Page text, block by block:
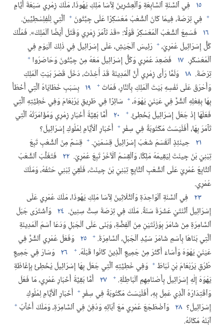
١٥ فِي ٱلسَّنَةِ ٱلسَّابِعَةِ وَٱلْعِشْرِينَ لِآسَا مَلِكِ يَهُوذَا،‏ مَلَكَ زِمْرِي سَبْعَةَ أَيَّامٍ
+ فِي تِرْصَةَ،‏ فِيمَا كَانَ ٱلشَّعْبُ مُعَسْكِرًا عَلَى جِبَّثُونَ + ٱلَّتِي لِلْفِلِسْطِيِّينَ.‏
١٦ فَسَمِعَ ٱلشَّعْبُ ٱلْمُعَسْكِرُ قَوْلًا:‏ «قَدْ تَآمَرَ زِمْرِي وَقَتَلَ أَيْضًا ٱلْمَلِكَ».‏ فَمَلَّكَ
كُلُّ إِسْرَائِيلَ عُمْرِيَ،‏ + رَئِيسَ ٱلْجَيْشِ،‏ عَلَى إِسْرَائِيلَ فِي ذٰلِكَ ٱلْيَوْمِ فِي
ٱلْمُعَسْكَرِ.‏ ١٧ فَصَعِدَ عُمْرِي وَكُلُّ إِسْرَائِيلَ مَعَهُ مِنْ جِبَّثُونَ وَحَاصَرُوا +
تِرْصَةَ.‏ ١٨ وَلَمَّا رَأَى زِمْرِي أَنَّ ٱلْمَدِينَةَ قَدْ أُخِذَتْ،‏ دَخَلَ قَصْرَ بَيْتِ ٱلْمَلِكِ
وَأَحْرَقَ عَلَى نَفْسِهِ بَيْتَ ٱلْمَلِكِ بِٱلنَّارِ،‏ فَمَاتَ + ١٩ بِسَبَبِ خَطَايَاهُ ٱلَّتِي أَخْطَأَ
بِهَا بِفِعْلِهِ ٱلشَّرَّ فِي عَيْنَيْ يَهْوَهَ،‏ + سَائِرًا فِي طَرِيقِ يَرُبْعَامَ وَفِي خَطِيَّتِهِ ٱلَّتِي
فَعَلَهَا إِذْ جَعَلَ إِسْرَائِيلَ يُخْطِئُ.‏ + ٢٠ أَمَّا بَقِيَّةُ أَخْبَارِ زِمْرِي وَمُؤَامَرَتُهُ ٱلَّتِي
تَآمَرَ بِهَا،‏ أَفَلَيْسَتْ مَكْتُوبَةً فِي سِفْرِ + أَخْبَارِ ٱلْأَيَّامِ لِمُلُوكِ إِسْرَائِيلَ؟‏
٢١ حِينَئِذٍ ٱنْقَسَمَ شَعْبُ إِسْرَائِيلَ قِسْمَيْنِ.‏ + قِسْمٌ مِنَ ٱلشَّعْبِ تَبِعَ
تِبْنِيَ بْنَ جِينَتَ لِيُقِيمَهُ مَلِكًا،‏ وَٱلْقِسْمُ ٱلْآخَرُ تَبِعَ عُمْرِيَ.‏ ٢٢ فَتَغَلَّبَ ٱلشَّعْبُ
ٱلتَّابِعُ عُمْرِيَ عَلَى ٱلشَّعْبِ ٱلتَّابِعِ تِبْنِيَ بْنَ جِينَتَ،‏ فَلَقِيَ تِبْنِي حَتْفَهُ،‏ وَمَلَكَ
عُمْرِي.‏
٢٣ فِي ٱلسَّنَةِ ٱلْوَاحِدَةِ وَٱلثَّلَاثِينَ لِآسَا مَلِكِ يَهُوذَا،‏ مَلَكَ عُمْرِي عَلَى
إِسْرَائِيلَ ٱثْنَتَيْ عَشْرَةَ سَنَةً.‏ مَلَكَ فِي تِرْصَةَ سِتَّ سِنِينَ.‏ ٢٤ وَٱشْتَرَى جَبَلَ
ٱلسَّامِرَةِ مِنْ شَامَرَ بِوَزْنَتَيْنِ مِنَ ٱلْفِضَّةِ،‏ وَبَنَى عَلَى ٱلْجَبَلِ وَدَعَا ٱسْمَ ٱلْمَدِينَةِ
ٱلَّتِي بَنَاهَا بِٱسْمِ شَامَرَ سَيِّدِ ٱلْجَبَلِ،‏ ٱلسَّامِرَةَ.‏ + ٢٥ وَفَعَلَ عُمْرِي ٱلشَّرَّ فِي
عَيْنَيْ يَهْوَهَ وَأَسَاءَ أَكْثَرَ مِنْ جَمِيعِ ٱلَّذِينَ كَانُوا قَبْلَهُ.‏ + ٢٦ وَسَارَ فِي جَمِيعِ
طُرُقِ يَرُبْعَامَ بْنِ نَبَاطَ + وَفِي خَطِيَّتِهِ ٱلَّتِي جَعَلَ بِهَا إِسْرَائِيلَ يُخْطِئُ بِإِغَاظَةِ
يَهْوَهَ إِلٰهِ إِسْرَائِيلَ بِأَصْنَامِهِمِ ٱلْبَاطِلَةِ.‏ + ٢٧ أَمَّا بَقِيَّةُ أَخْبَارِ عُمْرِي،‏ مَا فَعَلَ
وَٱقْتِدَارُهُ ٱلَّذِي عَمِلَ بِهِ،‏ أَفَلَيْسَتْ مَكْتُوبَةً فِي سِفْرِ + أَخْبَارِ ٱلْأَيَّامِ لِمُلُوكِ
إِسْرَائِيلَ؟‏ ٢٨ وَٱضْطَجَعَ عُمْرِي مَعَ آبَائِهِ وَدُفِنَ فِي ٱلسَّامِرَةِ،‏ وَمَلَكَ أَخْآبُ +
ٱبْنُهُ مَكَانَهُ.‏